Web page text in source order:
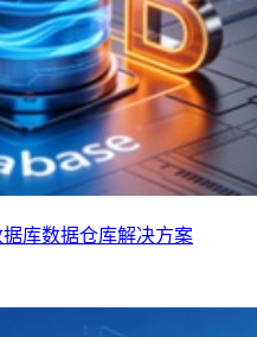
据库数据仓库解决方案